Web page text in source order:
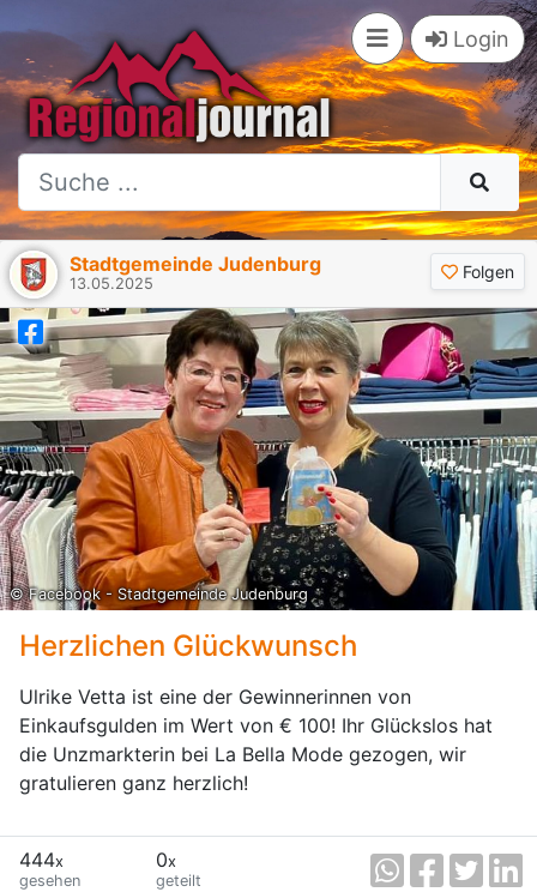
Login
Stadtgemeinde Judenburg
13.05.2025
Folgen
© Facebook - Stadtgemeinde Judenburg
Herzlichen Glückwunsch
Ulrike Vetta ist eine der Gewinnerinnen von
Einkaufsgulden im Wert von € 100! Ihr Glückslos hat
die Unzmarkterin bei La Bella Mode gezogen, wir
gratulieren ganz herzlich!
444x
gesehen
0x
geteilt